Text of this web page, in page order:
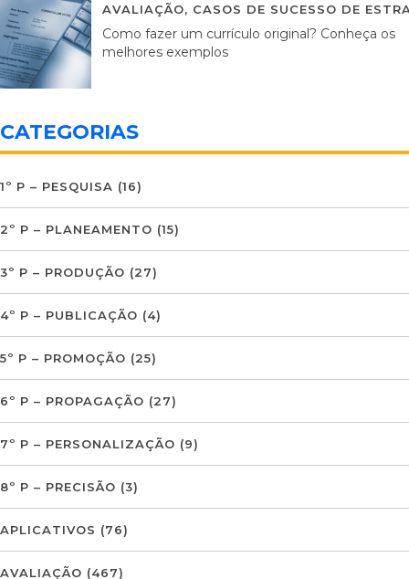
AVALIAÇÃO, CASOS DE SUCESSO DE
Como fazer um currículo original? Conheça os
melhores exemplos
CATEGORIAS
1º P – PESQUISA (16)
2º P – PLANEAMENTO (15)
3º P – PRODUÇÃO (27)
4º P – PUBLICAÇÃO (4)
5º P – PROMOÇÃO (25)
6º P – PROPAGAÇÃO (27)
7º P – PERSONALIZAÇÃO (9)
8º P – PRECISÃO (3)
APLICATIVOS (76)
AVALIAÇÃO (467)